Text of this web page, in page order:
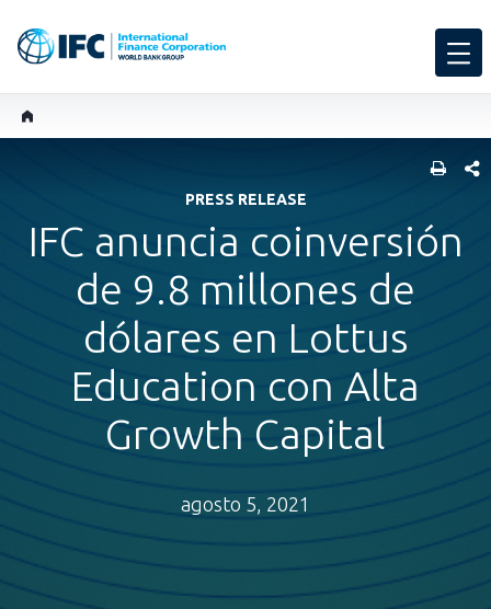
PRESS RELEASE
IFC anuncia coinversión
de 9.8 millones de
dólares en Lottus
Education con Alta
Growth Capital
agosto 5, 2021